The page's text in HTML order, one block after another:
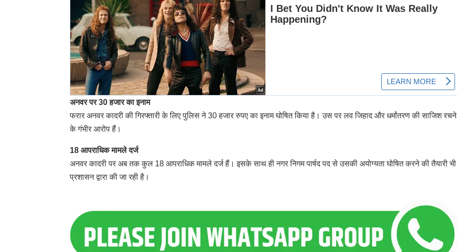
अनवर पर 30 हजार का इनाम
फरार अनवर कादरी की गिरफ्तारी के लिए पुलिस ने 30 हजार रुपए का इनाम घोषित किया है। उस पर लव जिहाद और धर्मांतरण की साजिश रचने
के गंभीर आरोप हैं।
18 आपराधिक मामले दर्ज
अनवर कादरी पर अब तक कुल 18 आपराधिक मामले दर्ज हैं। इसके साथ ही नगर निगम पार्षद पद से उसकी अयोग्यता घोषित करने की तैयारी भी
प्रशासन द्वारा की जा रही है।